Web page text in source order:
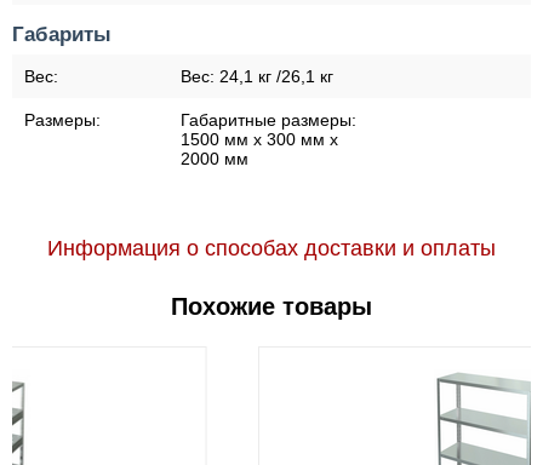
Габариты
Вес: Вес: 24,1 кг /26,1 кг
Размеры:
Габаритные размеры:
1500 мм х 300 мм х
2000 мм
Информация о способах доставки и оплаты
Похожие товары